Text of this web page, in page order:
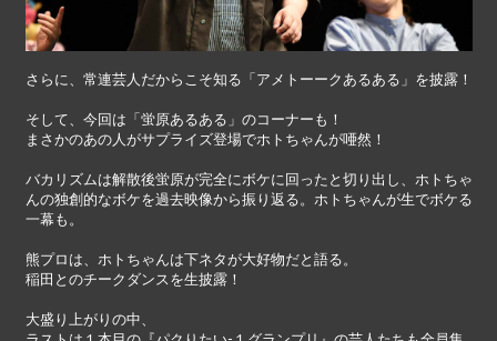
さらに、常連芸人だからこそ知る「アメトーークあるある」を披露！
そして、今回は「蛍原あるある」のコーナーも！
まさかのあの人がサプライズ登場でホトちゃんが唖然！
バカリズムは解散後蛍原が完全にボケに回ったと切り出し、ホトちゃ
んの独創的なボケを過去映像から振り返る。ホトちゃんが生でボケる
一幕も。
熊プロは、ホトちゃんは下ネタが大好物だと語る。
稲田とのチークダンスを生披露！
大盛り上がりの中、